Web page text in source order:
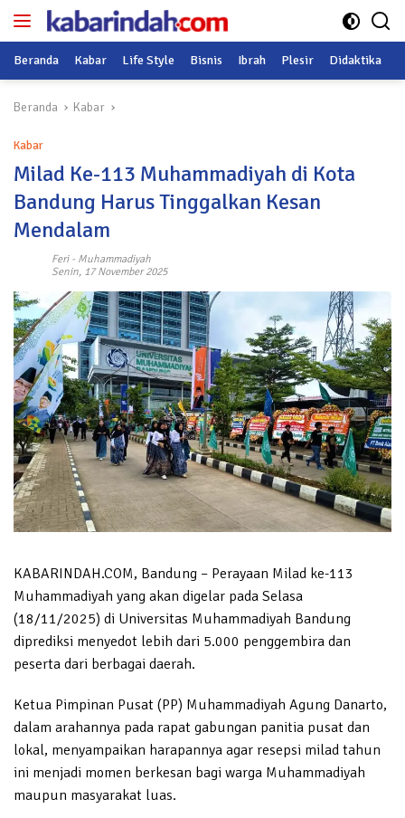
Langsung
Beranda Kabar Life Style Bisnis Ibrah Plesir Didaktika
Beranda Kabar
Kabar
Milad Ke-113 Muhammadiyah di Kota
Bandung Harus Tinggalkan Kesan
Mendalam
Feri- Muhammadiyah
Senin, 17 November 2025
KABARINDAH.COM, Bandung – Perayaan Milad ke-113
Muhammadiyah yang akan digelar pada Selasa
(18/11/2025) di Universitas Muhammadiyah Bandung
diprediksi menyedot lebih dari 5.000 penggembira dan
peserta dari berbagai daerah.
Ketua Pimpinan Pusat (PP) Muhammadiyah Agung Danarto,
dalam arahannya pada rapat gabungan panitia pusat dan
lokal, menyampaikan harapannya agar resepsi milad tahun
ini menjadi momen berkesan bagi warga Muhammadiyah
maupun masyarakat luas.